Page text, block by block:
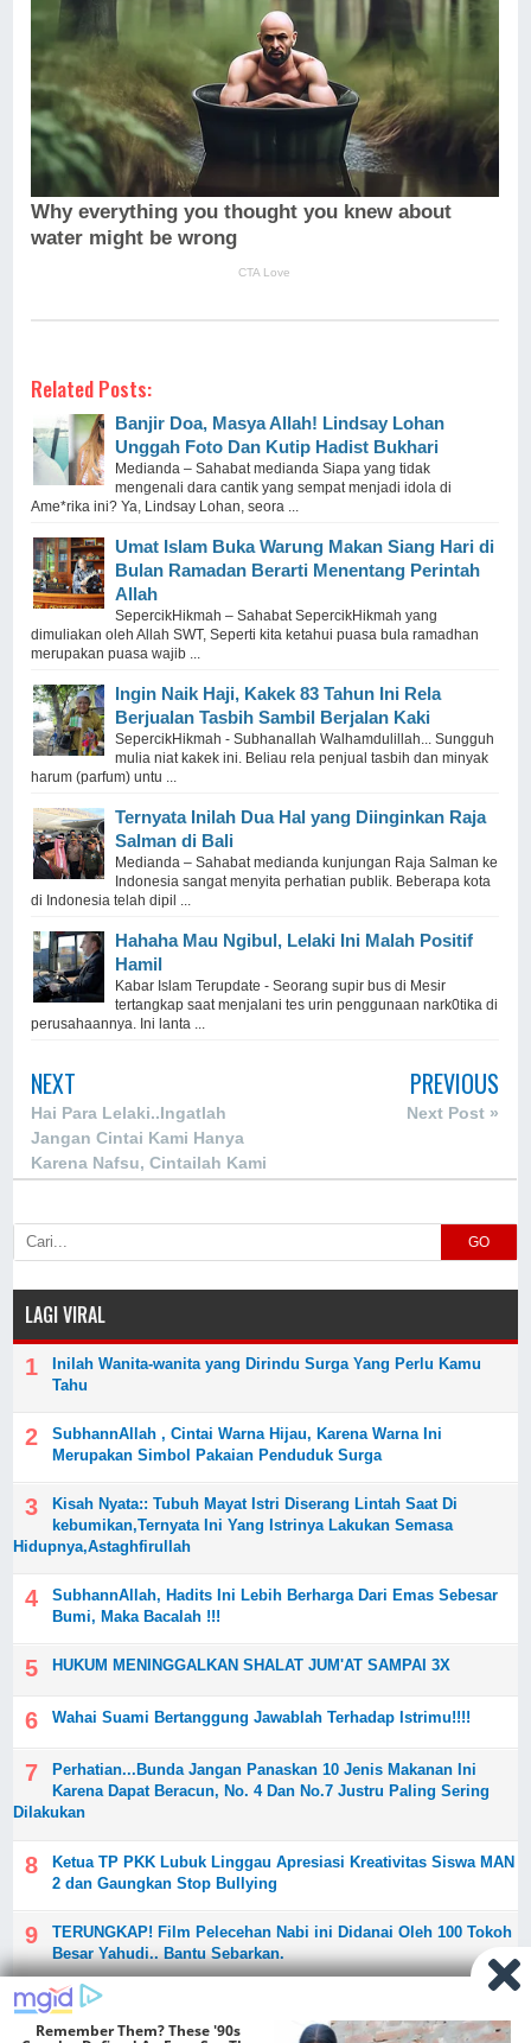
Related Posts:
Banjir Doa, Masya Allah! Lindsay Lohan
Unggah Foto Dan Kutip Hadist Bukhari
Medianda – Sahabat medianda Siapa yang tidak
mengenali dara cantik yang sempat menjadi idola di
Ame*rika ini? Ya, Lindsay Lohan, seora ...
Umat Islam Buka Warung Makan Siang Hari di
Bulan Ramadan Berarti Menentang Perintah
Allah
SepercikHikmah – Sahabat SepercikHikmah yang
dimuliakan oleh Allah SWT, Seperti kita ketahui puasa bula ramadhan
merupakan puasa wajib ...
Ingin Naik Haji, Kakek 83 Tahun Ini Rela
Berjualan Tasbih Sambil Berjalan Kaki
SepercikHikmah - Subhanallah Walhamdulillah... Sungguh
mulia niat kakek ini. Beliau rela penjual tasbih dan minyak
harum (parfum) untu ...
Ternyata Inilah Dua Hal yang Diinginkan Raja
Salman di Bali
Medianda – Sahabat medianda kunjungan Raja Salman ke
Indonesia sangat menyita perhatian publik. Beberapa kota
di Indonesia telah dipil ...
Hahaha Mau Ngibul, Lelaki Ini Malah Positif
Hamil
Kabar Islam Terupdate - Seorang supir bus di Mesir
tertangkap saat menjalani tes urin penggunaan nark0tika di
perusahaannya. Ini lanta ...
NEXT
Hai Para Lelaki..Ingatlah
Jangan Cintai Kami Hanya
Karena Nafsu, Cintailah Kami
PREVIOUS
Next Post »
GO
LAGI VIRAL
Inilah Wanita-wanita yang Dirindu Surga Yang Perlu Kamu
Tahu
SubhannAllah , Cintai Warna Hijau, Karena Warna Ini
Merupakan Simbol Pakaian Penduduk Surga
Kisah Nyata:: Tubuh Mayat Istri Diserang Lintah Saat Di
kebumikan,Ternyata Ini Yang Istrinya Lakukan Semasa
Hidupnya,Astaghfirullah
SubhannAllah, Hadits Ini Lebih Berharga Dari Emas Sebesar
Bumi, Maka Bacalah !!!
HUKUM MENINGGALKAN SHALAT JUM'AT SAMPAI 3X
Wahai Suami Bertanggung Jawablah Terhadap Istrimu!!!!
Perhatian...Bunda Jangan Panaskan 10 Jenis Makanan Ini
Karena Dapat Beracun, No. 4 Dan No.7 Justru Paling Sering
Dilakukan
Ketua TP PKK Lubuk Linggau Apresiasi Kreativitas Siswa MAN
2 dan Gaungkan Stop Bullying
TERUNGKAP! Film Pelecehan Nabi ini Didanai Oleh 100 Tokoh
Besar Yahudi.. Bantu Sebarkan.
LUAR BIASA ...Ternyata Inilah Rahasia Surat Yasin Ayat Ke-
58. Bantu SHARE, Semoga Bermanfaat